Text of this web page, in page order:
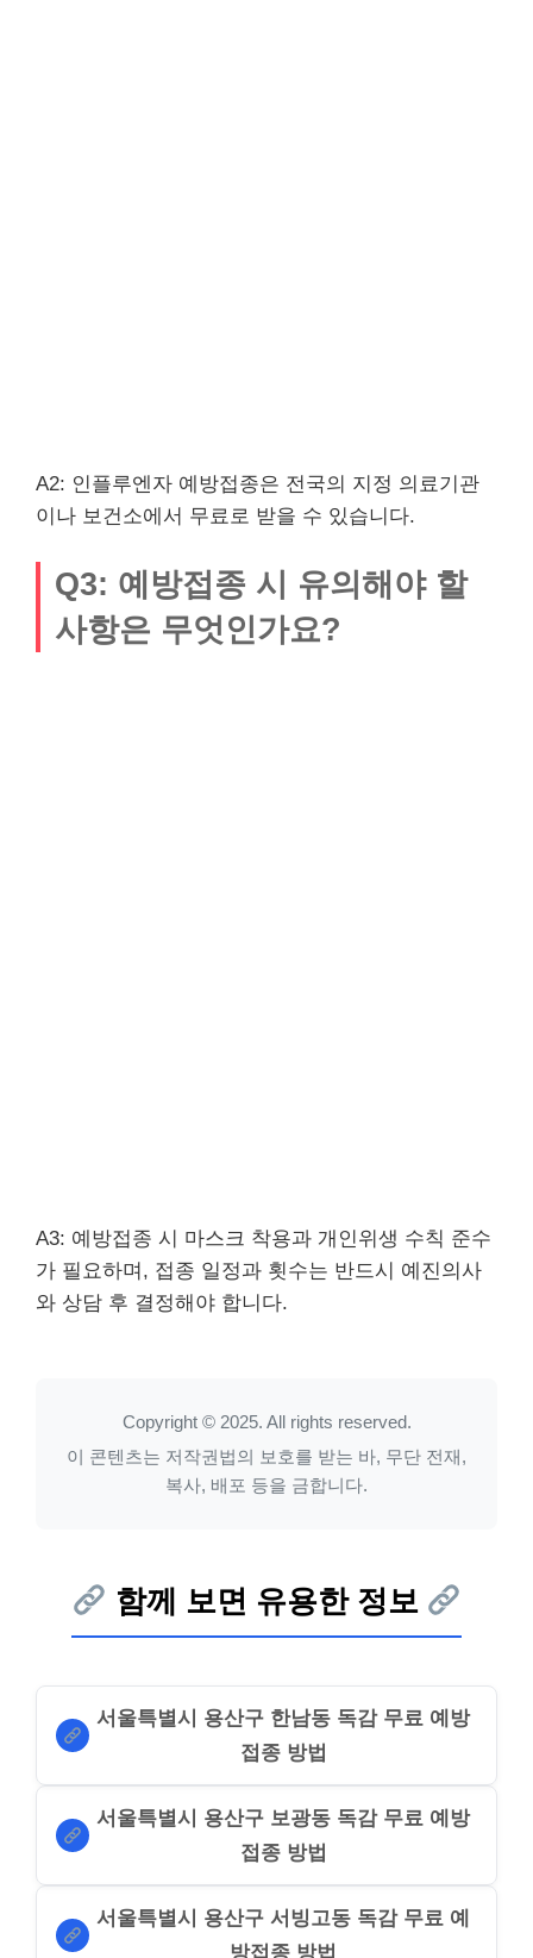
A2: 인플루엔자 예방접종은 전국의 지정 의료기관
이나 보건소에서 무료로 받을 수 있습니다.
Q3: 예방접종 시 유의해야 할
사항은 무엇인가요?
A3: 예방접종 시 마스크 착용과 개인위생 수칙 준수
가 필요하며, 접종 일정과 횟수는 반드시 예진의사
와 상담 후 결정해야 합니다.
Copyright © 2025. All rights reserved.
이 콘텐츠는 저작권법의 보호를 받는 바, 무단 전재,
복사, 배포 등을 금합니다.
함께 보면 유용한 정보
서울특별시 용산구 한남동 독감 무료 예방
접종 방법
서울특별시 용산구 보광동 독감 무료 예방
접종 방법
서울특별시 용산구 서빙고동 독감 무료 예
방접종 방법